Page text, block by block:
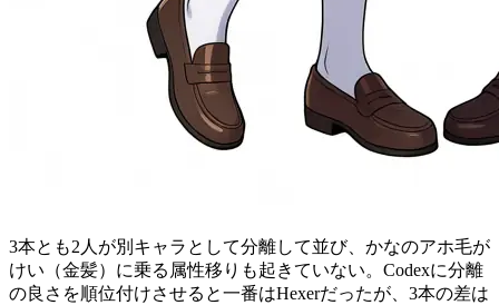
3本とも2人が別キャラとして分離して並び、かなのアホ毛が
けい（金髪）に乗る属性移りも起きていない。Codexに分離
の良さを順位付けさせると一番はHexerだったが、3本の差は